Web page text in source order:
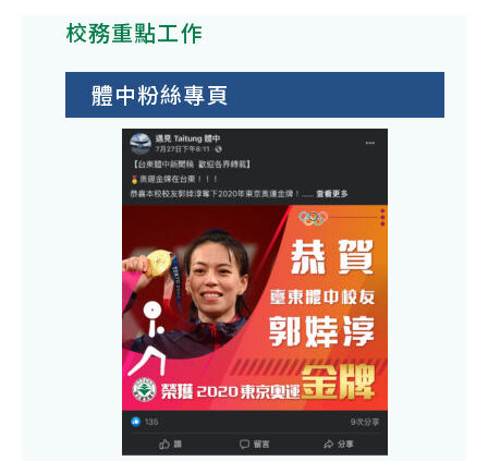
校務重點工作
體中粉絲專頁